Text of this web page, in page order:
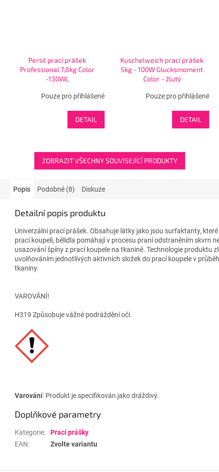
Persil prací prášek
Professional 7,8kg Color
-130WL
Pouze pro přihlášené
DETAIL
Kuschelweich prací prášek
5kg - 100W Glucksmoment
Color - žlutý
Pouze pro přihlášené
DETAIL
ZOBRAZIT VŠECHNY SOUVISEJÍCÍ PRODUKTY
Popis Podobné (8) Diskuze
Detailní popis produktu
Univerzální prací prášek. Obsahuje látky jako jsou surfaktanty,
prací koupeli, bělidla pomáhají v procesu praní odstraněním skvrn
usazování špíny z prací koupele na tkanině. Technologie produktu
uvolňováním jednotlivých aktivních složek do prací koupele v
tkaniny.
VAROVÁNÍ!
H319 Způsobuje vážné podráždění očí.
Varování: Produkt je specifikován jako dráždivý.
Doplňkové parametry
Kategorie:
Prací prášky
EAN: Zvolte variantu